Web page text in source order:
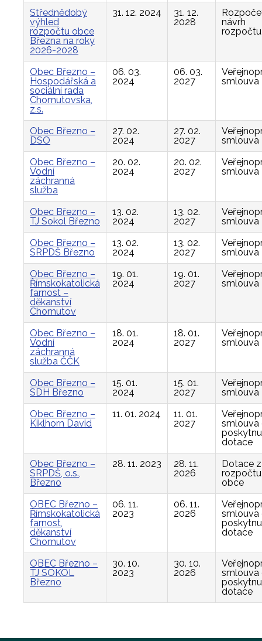
Střednědobý
výhled
rozpočtu obce
Března na roky
2026-2028
31. 12. 2024
31. 12.
2028
návrh
rozpočtu
Obec Březno –
Hospodářská a
sociální rada
Chomutovska,
z.s.
06. 03.
2024
06. 03.
2027
smlouva
Obec Březno –
DSO
27. 02.
2024
27. 02.
2027
smlouva
Obec Březno –
Vodní
záchranná
služba
20. 02.
2024
20. 02.
2027
smlouva
Obec Březno –
TJ Sokol Březno
13. 02.
2024
13. 02.
2027
smlouva
Obec Březno –
SRPDŠ Březno
13. 02.
2024
13. 02.
2027
smlouva
Obec Březno –
Římskokatolická
farnost –
děkanství
Chomutov
19. 01.
2024
19. 01.
2027
smlouva
Obec Březno –
Vodní
záchranná
služba ČČK
18. 01.
2024
18. 01.
2027
smlouva
Obec Březno –
SDH Březno
15. 01.
2024
15. 01.
2027
smlouva
Obec Březno –
Kiklhorn David
11. 01. 2024
11. 01.
2027
smlouva
dotace
Obec Březno –
SRPDŠ, o.s.,
Březno
28. 11. 2023
28. 11.
2026
Dotace z
rozpočtu
obce
OBEC Březno –
Římskokatolická
farnost,
děkanství
Chomutov
06. 11.
2023
06. 11.
2026
smlouva
dotace
OBEC Březno –
TJ SOKOL
Březno
30. 10.
2023
30. 10.
2026
smlouva
dotace